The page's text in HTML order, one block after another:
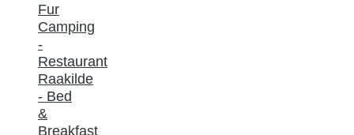
Fur
Camping
-
Restaurant
Raakilde
- Bed
&
Breakfast